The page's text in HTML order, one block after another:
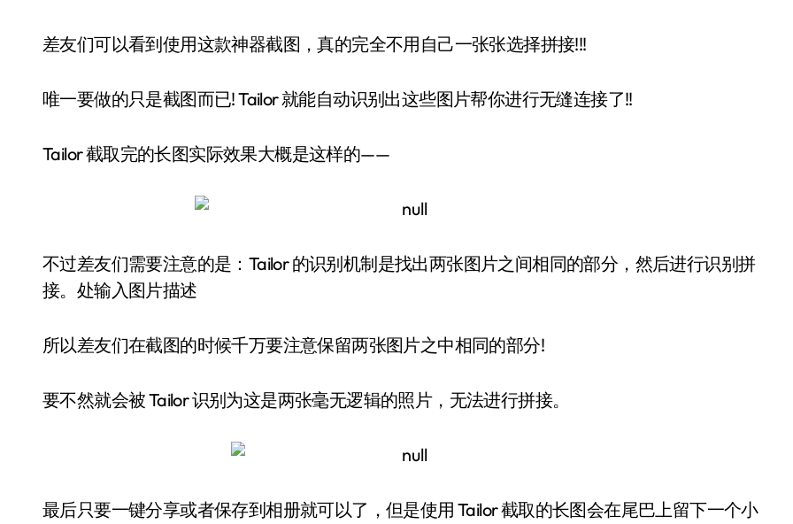
差友们可以看到使用这款神器截图，真的完全不用自己一张张选择拼接!!!
唯一要做的只是截图而已! Tailor 就能自动识别出这些图片帮你进行无缝连接了!!
Tailor 截取完的长图实际效果大概是这样的——
不过差友们需要注意的是：Tailor 的识别机制是找出两张图片之间相同的部分，然后进行识别拼
接。处输入图片描述
所以差友们在截图的时候千万要注意保留两张图片之中相同的部分!
要不然就会被 Tailor 识别为这是两张毫无逻辑的照片，无法进行拼接。
最后只要一键分享或者保存到相册就可以了，但是使用 Tailor 截取的长图会在尾巴上留下一个小